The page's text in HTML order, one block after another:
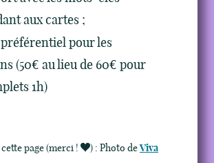
aux cartes ;
pour les
(50€ au lieu de 60€ pour
1h)
page (merci ! ) : Photo deViva